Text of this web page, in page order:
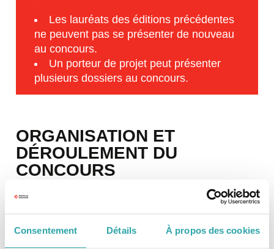
Consentement Détails À propos des cookies
Les lauréats des éditions précédentes
ne peuvent pas se présenter de nouveau
au concours.
Un porteur de projet peut présenter
plusieurs dossiers au concours.
ORGANISATION ET
DÉROULEMENT DU
CONCOURS
ÉTAPE 1 : L’ÉTUDE DES
DOSSIERS